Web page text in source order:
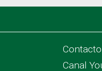
Contacto
Canal